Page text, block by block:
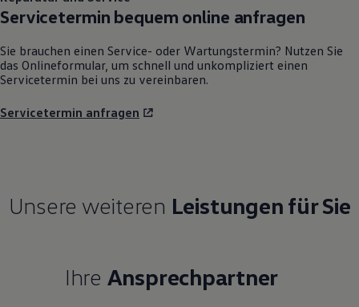
Servicetermin bequem online anfragen
Sie brauchen einen Service- oder Wartungstermin? Nutzen Sie
das Onlineformular, um schnell und unkompliziert einen
Servicetermin bei uns zu vereinbaren.
Servicetermin anfragen
Unsere weiteren Leistungen für Sie
Ihre Ansprechpartner